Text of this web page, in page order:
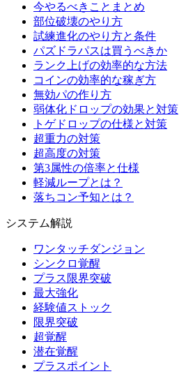
今やるべきことまとめ
部位破壊のやり方
試練進化のやり方と条件
パズドラパスは買うべきか
ランク上げの効率的な方法
コインの効率的な稼ぎ方
無効パの作り方
弱体化ドロップの効果と対策
トゲドロップの仕様と対策
超重力の対策
超高度の対策
第3属性の倍率と仕様
軽減ループとは？
落ちコン予知とは？
システム解説
ワンタッチダンジョン
シンクロ覚醒
プラス限界突破
最大強化
経験値ストック
限界突破
超覚醒
潜在覚醒
プラスポイント